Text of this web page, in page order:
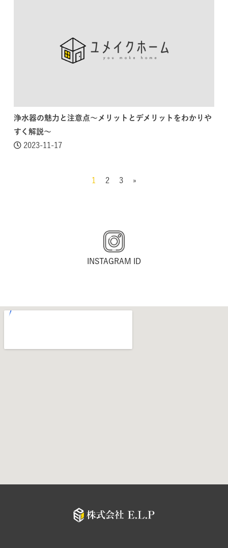
浄水器の魅力と注意点～メリットとデメリットをわかりや
すく解説～
2023-11-17
1 2 3 »
INSTAGRAM ID